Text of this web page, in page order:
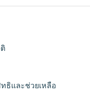
ธิและช่วยเหลือ